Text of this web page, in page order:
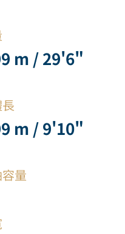
m / 29'6"
m / 9'10"
量